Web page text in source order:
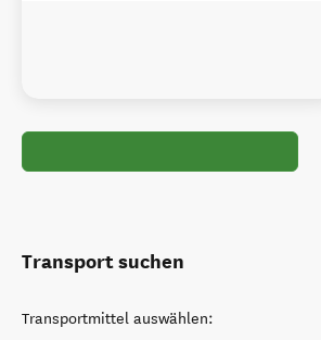
Transport suchen
Transportmittel auswählen: